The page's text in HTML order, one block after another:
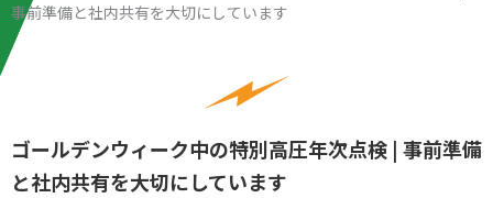
事前準備と社内共有を大切にしています
ゴールデンウィーク中の特別高圧年次点検 | 事前準備
と社内共有を大切にしています